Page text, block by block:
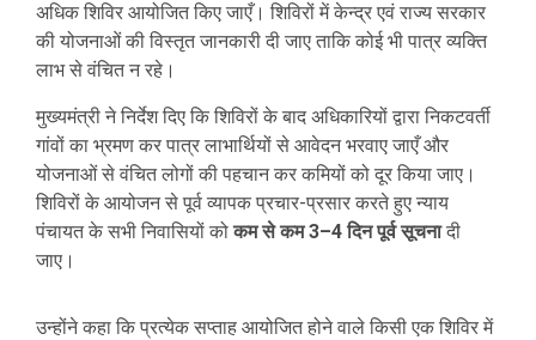
अधिक शिविर आयोजित किए जाएँ। शिविरों में केन्द्र एवं राज्य सरकार
की योजनाओं की विस्तृत जानकारी दी जाए ताकि कोई भी पात्र व्यक्ति
लाभ से वंचित न रहे।
मुख्यमंत्री ने निर्देश दिए कि शिविरों के बाद अधिकारियों द्वारा निकटवर्ती
गांवों का भ्रमण कर पात्र लाभार्थियों से आवेदन भरवाए जाएँ और
योजनाओं से वंचित लोगों की पहचान कर कमियों को दूर किया जाए।
शिविरों के आयोजन से पूर्व व्यापक प्रचार-प्रसार करते हुए न्याय
पंचायत के सभी निवासियों कोकम से कम 3–4 दिन पूर्व सूचनादी
जाए।
उन्होंने कहा कि प्रत्येक सप्ताह आयोजित होने वाले किसी एक शिविर में